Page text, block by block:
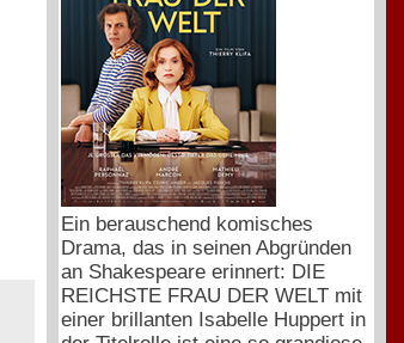
Ein berauschend komisches
Drama, das in seinen Abgründen
an Shakespeare erinnert: DIE
REICHSTE FRAU DER WELT mit
einer brillanten Isabelle Huppert in